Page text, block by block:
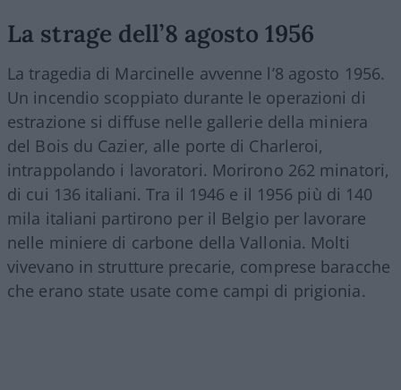
La strage dell’8 agosto 1956
La tragedia di Marcinelle avvenne l’8 agosto 1956.
Un incendio scoppiato durante le operazioni di
estrazione si diffuse nelle gallerie della miniera
del Bois du Cazier, alle porte di Charleroi,
intrappolando i lavoratori. Morirono 262 minatori,
di cui 136 italiani. Tra il 1946 e il 1956 più di 140
mila italiani partirono per il Belgio per lavorare
nelle miniere di carbone della Vallonia. Molti
vivevano in strutture precarie, comprese baracche
che erano state usate come campi di prigionia.